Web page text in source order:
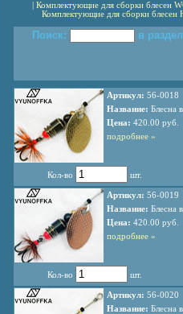
Комплектующие для сборки блесен
Комплектующие для сборки блесен
Поиск: в
Артикул: 56-0018
Название: Блесна
Цена: 420.00 руб.
подробнее »
Кол-во шт.
Артикул: 56-0019
Название: Блесна
Цена: 420.00 руб.
подробнее »
Кол-во шт.
Артикул: 56-0020
Название: Блесна